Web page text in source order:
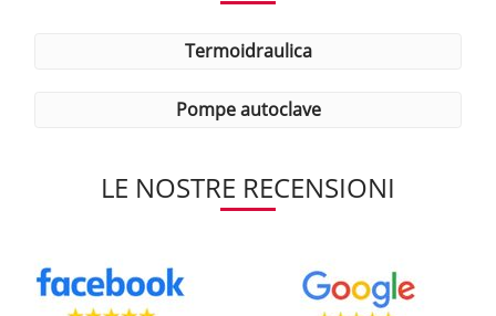
termoidraulica
pompe autoclave
LE NOSTRE RECENSIONI